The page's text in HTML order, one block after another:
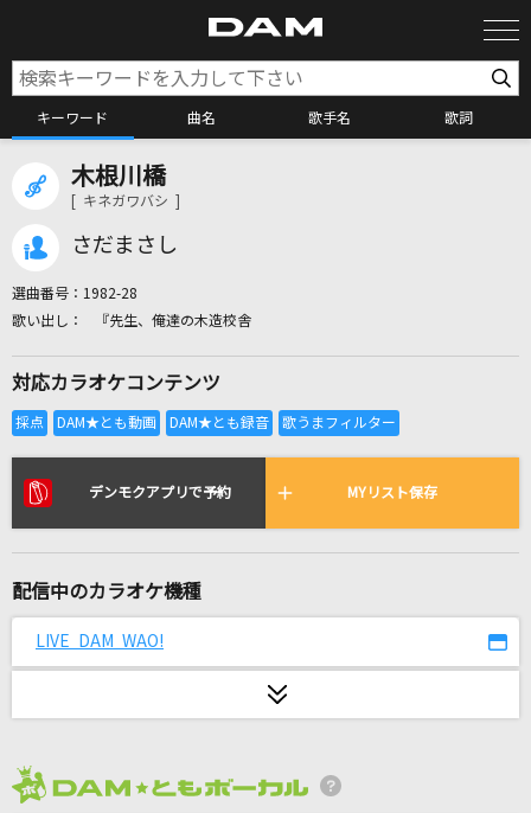
キーワード 曲名 歌手名 歌詞
全国りれき
リアルタイムで歌われている曲の一覧
home
カタオモイ
木根川橋
[ キネガワバシ ]
さだまさし
選曲番号： 1982-28
『先生、俺達の木造校舎
対応カラオケコンテンツ
デンモクアプリで予約 MYリスト保存
配信中のカラオケ機種
LIVE DAM WAO!